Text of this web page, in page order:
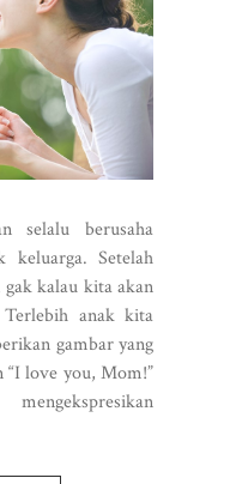
selalu berusaha
Setelah
kalau kita akan
anak kita
gambar yang
love you, Mom!”